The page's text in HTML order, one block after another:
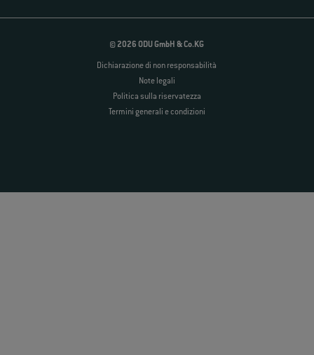
© 2026 ODU GmbH & Co.KG
Dichiarazione di non responsabilità
Note legali
Politica sulla riservatezza
Termini generali e condizioni